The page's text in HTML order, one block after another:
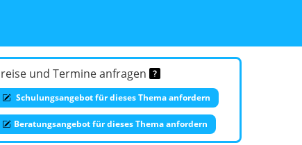
und Termine anfragen
Schulungsangebot für dieses Thema anfordern
Beratungsangebot für dieses Thema anfordern